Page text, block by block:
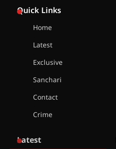
Quick Links
Home
Latest
Exclusive
Sanchari
Contact
Crime
Latest